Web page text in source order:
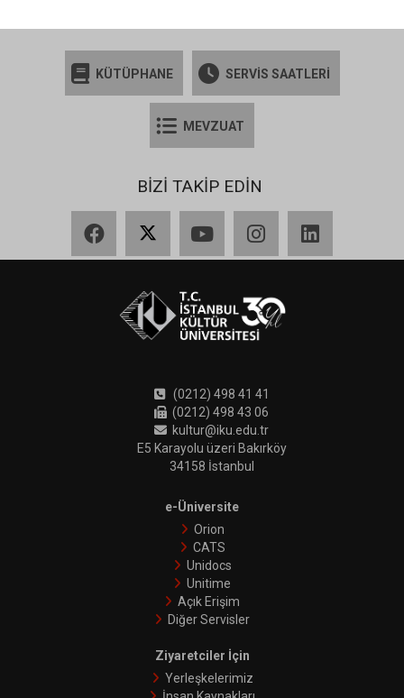
KÜTÜPHANE SERVİS SAATLERİ
MEVZUAT
BİZİ TAKİP EDİN
(0212) 498 41 41
(0212) 498 43 06
kultur@iku.edu.tr
E5 Karayolu üzeri Bakırköy
34158 İstanbul
e-Üniversite
Orion
CATS
Unidocs
Unitime
Açık Erişim
Diğer Servisler
Ziyaretciler İçin
Yerleşkelerimiz